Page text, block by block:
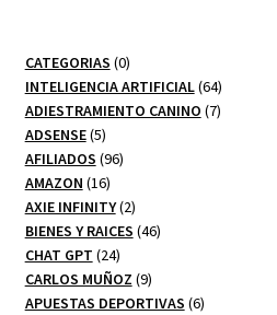
CATEGORIAS 00
productos
INTELIGENCIA ARTIFICIAL 6464
productos
ADIESTRAMIENTO CANINO 77
ADSENSE 55
productos
AFILIADOS 9696
AMAZON 1616
productos
AXIE INFINITY 22
productos
BIENES Y RAICES 4646
CHAT GPT 2424
productos
CARLOS MUÑOZ 99
productos
APUESTAS DEPORTIVAS 66